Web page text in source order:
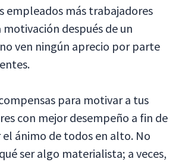
empleados más trabajadores
después de un
ven ningún aprecio por parte
para motivar a tus
con mejor desempeño a fin de
ánimo de todos en alto. No
ser algo materialista; a veces,